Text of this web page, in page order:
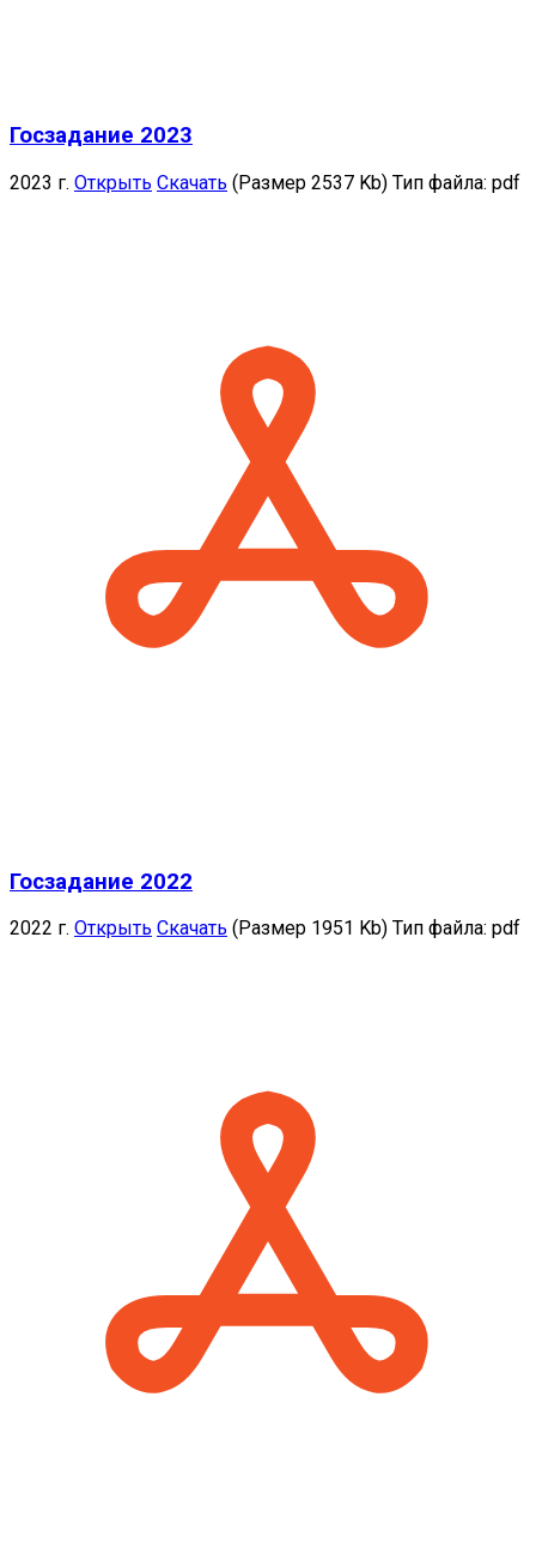
Госзадание 2023
2023 г. Открыть Скачать (Размер 2537 Kb) Тип файла: pdf
Госзадание 2022
2022 г. Открыть Скачать (Размер 1951 Kb) Тип файла: pdf